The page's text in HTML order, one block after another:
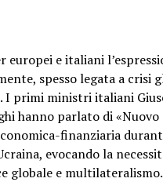
europei e italiani
spesso legata a crisi
I primi ministri italiani
hanno parlato di
finanziaria
evocando la
globale e multilateralismo.